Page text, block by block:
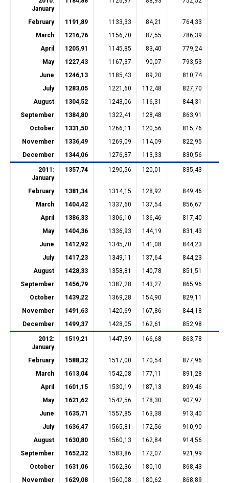
January
February 1191,89 1133,33 84,21 764,33
March
1216,76 1156,70 87,55 786,39
April
1205,91 1145,85 83,40 779,24
May
1227,43 1167,37 90,07 793,53
June
1246,13 1185,43 89,20 810,74
July
1283,05 1221,60 112,48 827,70
August
1304,52 1243,06 116,31 844,31
September
1384,80 1322,41 128,48 863,91
October
1331,50 1266,11 120,56 815,76
November
1336,49 1269,09 114,09 822,95
December
1344,06 1276,87 113,33 830,56
2011 :
January
1357,74 1290,56 120,01 835,43
February 1381,34 1314,15 128,92 849,46
March
1404,42 1337,60 137,54 856,67
April
1386,33 1306,10 136,46 817,40
May
1404,36 1336,93 144,19 831,43
June
1412,92 1345,70 141,08 844,23
July
1417,23 1349,11 137,64 844,23
August
1428,33 1358,81 140,78 851,51
September
1456,79 1387,28 143,27 865,96
October
1439,22 1369,28 154,90 829,11
November
1491,63 1420,69 167,86 844,18
December
1499,37 1428,05 162,61 852,98
2012:
January
1519,21 1447,89 166,68 863,78
February 1588,32 1517,00 170,54 877,96
March
1613,04 1542,08 177,11 891,28
April
1601,15 1530,19 187,13 899,46
May
1621,62 1542,56 178,30 907,97
June
1635,71 1557,85 163,38 913,40
July
1636,47 1565,81 172,56 910,90
August
1630,80 1560,13 162,84 914,56
September
1652,32 1583,86 172,07 921,99
October
1631,06 1562,36 180,10 868,43
November
1629,08 1560,08 180,62 868,89